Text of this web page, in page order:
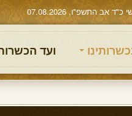
אב התשפ"ו, 07.08.2026
ועד